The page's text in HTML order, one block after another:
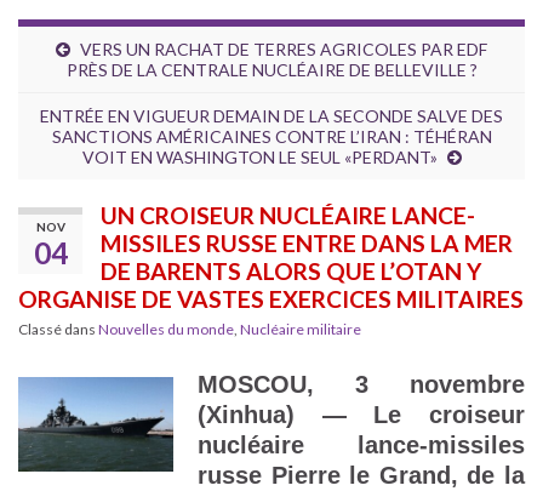
VERS UN RACHAT DE TERRES AGRICOLES PAR EDF
PRÈS DE LA CENTRALE NUCLÉAIRE DE BELLEVILLE ?
ENTRÉE EN VIGUEUR DEMAIN DE LA SECONDE SALVE DES
SANCTIONS AMÉRICAINES CONTRE L’IRAN : TÉHÉRAN
VOIT EN WASHINGTON LE SEUL «PERDANT»
NOV
04
UN CROISEUR NUCLÉAIRE LANCE-
MISSILES RUSSE ENTRE DANS LA MER
DE BARENTS ALORS QUE L’OTAN Y
ORGANISE DE VASTES EXERCICES MILITAIRES
Classé dans Nouvelles du monde, Nucléaire militaire
MOSCOU, 3 novembre
(Xinhua) — Le croiseur
nucléaire lance-missiles
russe Pierre le Grand, de la